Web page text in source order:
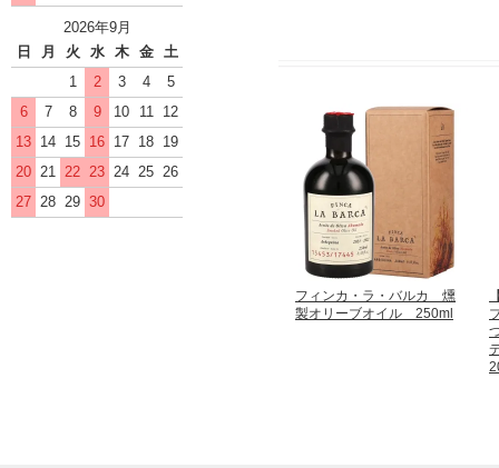
フィンカ・ラ・バルカ 燻
製オリーブオイル 250ml
2026年9月
日
月 火 水 木 金
土
1
2 3 4
5
6
7 8 9 10 11
12
13 14 15 16 17 18 19
20 21 22 23 24 25 26
27 28 29 30